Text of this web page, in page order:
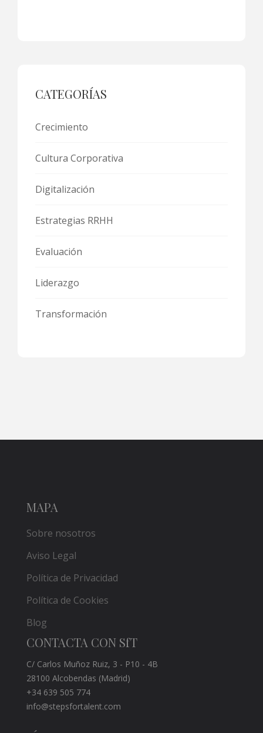
CATEGORÍAS
Crecimiento
Cultura Corporativa
Digitalización
Estrategias RRHH
Evaluación
Liderazgo
Transformación
MAPA
Sobre nosotros
Aviso Legal
Política de Privacidad
Política de Cookies
Blog
CONTACTA CON SfT
C/ Carlos Muñoz Ruiz, 3 - P10 - 4B
28100 Alcobendas (Madrid)
+34 639 505 774
info@stepsfortalent.com